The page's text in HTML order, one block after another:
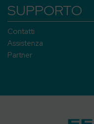
SUPPORTO
Contatti
Assistenza
Partner